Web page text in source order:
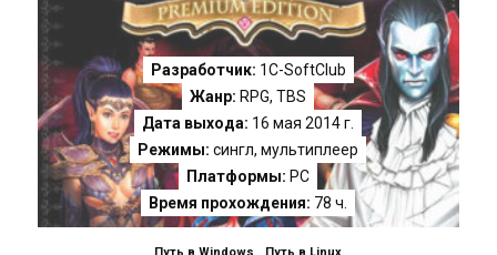
Разработчик: 1C-SoftClub
Жанр: RPG,TBS
Дата выхода: 16 мая 2014 г.
Режимы: сингл, мультиплеер
Платформы: PC
Время прохождения: 78 ч.